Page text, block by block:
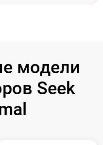
модели
Seek